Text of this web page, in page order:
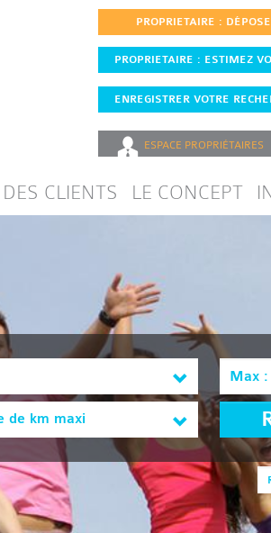
PROPRIETAIRE :
PROPRIETAIRE : ESTIMEZ
ENREGISTRER VOTRE
ESPACE PROPRIÉTAIRES
CLIENTS LE CONCEPT
de km maxi